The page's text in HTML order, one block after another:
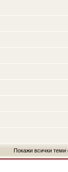
Покажи всички теми